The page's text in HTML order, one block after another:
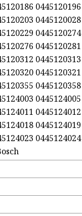
0445120196
0445120028
0445120274
0445120281
0445120313
0445120321
0445120358
0445124005
0445124012
0445124019
0445124024